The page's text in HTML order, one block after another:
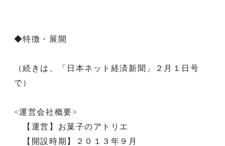
◆特徴・展開
（続きは、「日本ネット経済新聞」２月１日号
で）
<運営会社概要>
【運営】お菓子のアトリエ
【開設時期】２０１３年９月